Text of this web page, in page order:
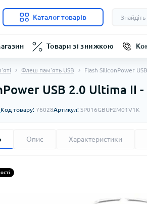
Каталог товарів
Товари зі знижкою
Флеш пам'ять USB Flash SiliconPower
USB 2.0 Ultima II
Код товару: 76028Артикул: SP016GBUF2M01V1K
Опис Характеристики